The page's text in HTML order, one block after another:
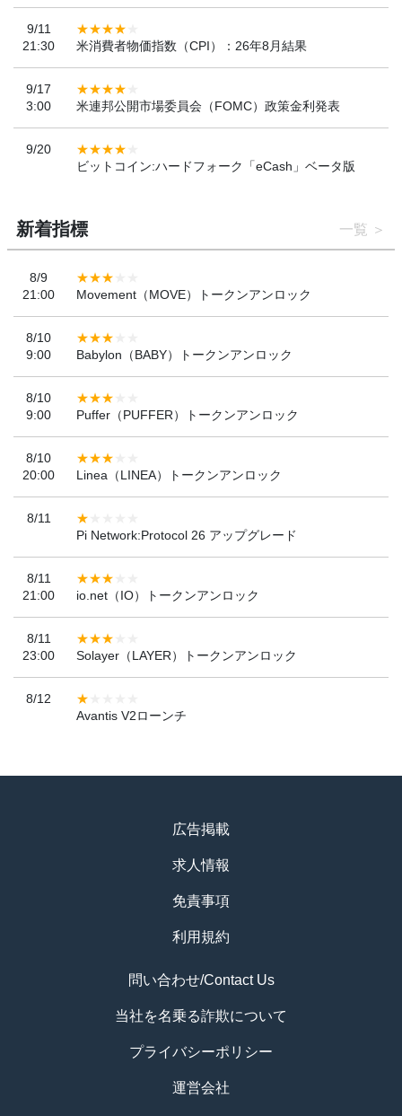
9/11
21:30
米消費者物価指数（CPI）：26年8月結果
9/17
3:00
米連邦公開市場委員会（FOMC）政策金利発表
9/20
ビットコイン:ハードフォーク「eCash」ベータ版
新着指標 一覧
8/9
21:00
Movement（MOVE）トークンアンロック
8/10
9:00
Babylon（BABY）トークンアンロック
8/10
9:00
Puffer（PUFFER）トークンアンロック
8/10
20:00
Linea（LINEA）トークンアンロック
8/11
Pi Network:Protocol 26 アップグレード
8/11
21:00
io.net（IO）トークンアンロック
8/11
23:00
Solayer（LAYER）トークンアンロック
8/12
Avantis V2ローンチ
広告掲載
求人情報
免責事項
利用規約
問い合わせ/Contact Us
当社を名乗る詐欺について
プライバシーポリシー
運営会社